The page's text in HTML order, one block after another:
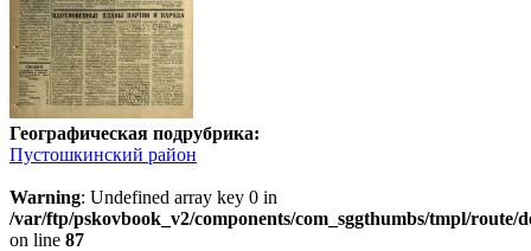
Географическая подрубрика:
Пустошкинский район
Warning: Undefined array key 0 in
/var/ftp/pskovbook_v2/components/com_sggthumbs/tmpl/route/
on line 87